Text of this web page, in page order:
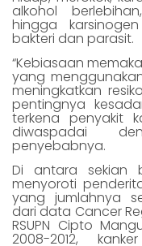
alkohol
hingga
bakteri dan parasit.
“Kebiasaan
yang
meningkatkan
pentingnya
terkena penyakit
diwaspadai
penyebabnya.
Di antara sekian
menyoroti
yang jumlahnya
dari data Cancer
RSUPN Cipto
2008-2012,